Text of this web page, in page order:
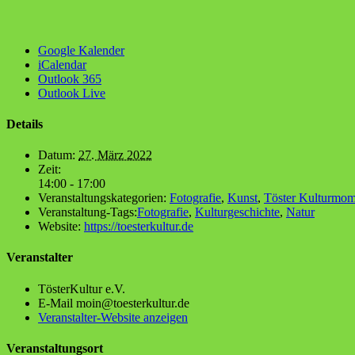
Google Kalender
iCalendar
Outlook 365
Outlook Live
Details
Datum: 27. März 2022
Zeit:
14:00 - 17:00
Veranstaltungskategorien: Fotografie, Kunst, Töster
Veranstaltung-Tags:Fotografie, Kulturgeschichte, Natur
Website: https://toesterkultur.de
Veranstalter
Tös­ter­Kul­tur e.V.
E-Mail moin@toesterkultur.de
Veranstalter-Website anzeigen
Veranstaltungsort